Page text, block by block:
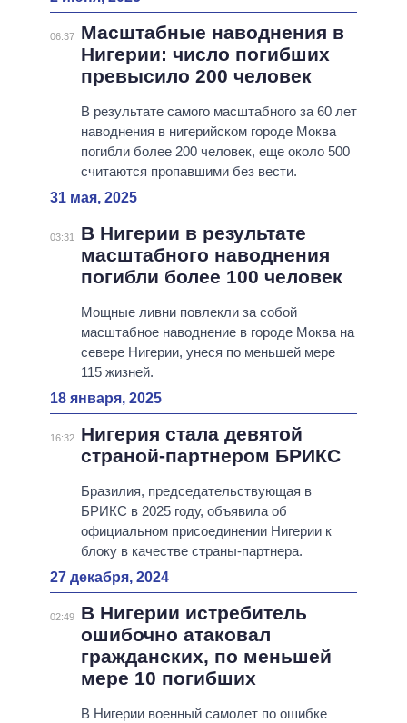
06:37
Масштабные наводнения в
Нигерии: число погибших
превысило 200 человек
В результате самого масштабного за 60 лет
наводнения в нигерийском городе Моква
погибли более 200 человек, еще около 500
считаются пропавшими без вести.
31 мая, 2025
03:31
В Нигерии в результате
масштабного наводнения
погибли более 100 человек
Мощные ливни повлекли за собой
масштабное наводнение в городе Моква на
севере Нигерии, унеся по меньшей мере
115 жизней.
18 января, 2025
16:32
Нигерия стала девятой
страной-партнером БРИКС
Бразилия, председательствующая в
БРИКС в 2025 году, объявила об
официальном присоединении Нигерии к
блоку в качестве страны-партнера.
27 декабря, 2024
02:49
В Нигерии истребитель
ошибочно атаковал
гражданских, по меньшей
мере 10 погибших
В Нигерии военный самолет по ошибке